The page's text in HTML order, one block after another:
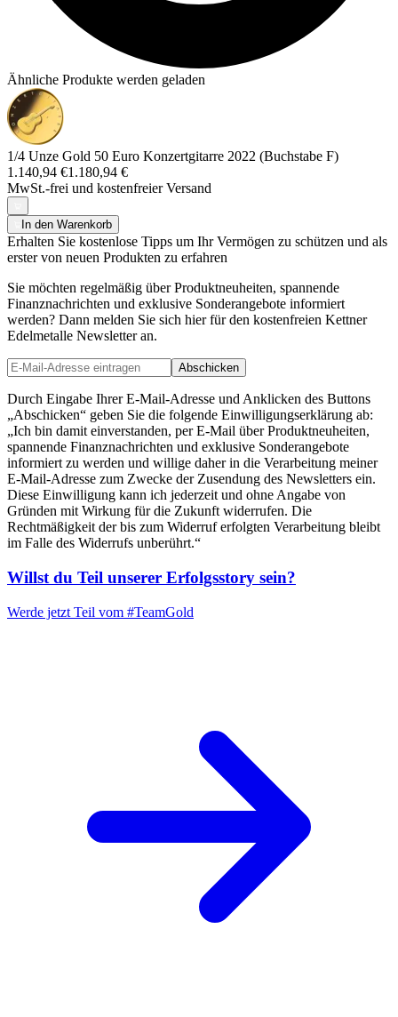
Ähnliche Produkte werden geladen
1/4 Unze Gold 50 Euro Konzertgitarre 2022 (Buchstabe F)
1.140,94 €1.180,94 €
MwSt.-frei und kostenfreier Versand
In den Warenkorb
Erhalten Sie kostenlose Tipps um Ihr Vermögen zu schützen und als
erster von neuen Produkten zu erfahren
Sie möchten regelmäßig über Produktneuheiten, spannende
Finanznachrichten und exklusive Sonderangebote informiert
werden? Dann melden Sie sich hier für den kostenfreien Kettner
Edelmetalle Newsletter an.
Abschicken
Durch Eingabe Ihrer E-Mail-Adresse und Anklicken des Buttons
„Abschicken“ geben Sie die folgende Einwilligungserklärung ab:
„Ich bin damit einverstanden, per E-Mail über Produktneuheiten,
spannende Finanznachrichten und exklusive Sonderangebote
informiert zu werden und willige daher in die Verarbeitung meiner
E-Mail-Adresse zum Zwecke der Zusendung des Newsletters ein.
Diese Einwilligung kann ich jederzeit und ohne Angabe von
Gründen mit Wirkung für die Zukunft widerrufen. Die
Rechtmäßigkeit der bis zum Widerruf erfolgten Verarbeitung bleibt
im Falle des Widerrufs unberührt.“
Willst du Teil unserer Erfolgsstory sein?
Werde jetzt Teil vom #TeamGold